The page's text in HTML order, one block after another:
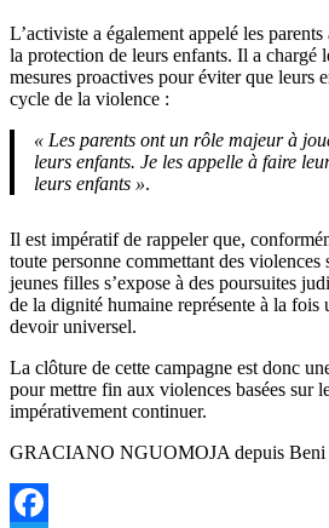
L’activiste a également appelé les
la protection de leurs enfants. Il a chargé
mesures proactives pour éviter que leurs
cycle de la violence :
« Les parents ont un rôle majeur à
leurs enfants. Je les appelle à faire
leurs enfants ».
Il est impératif de rappeler que,
toute personne commettant des violences
jeunes filles s’expose à des poursuites
de la dignité humaine représente à la fois
devoir universel.
La clôture de cette campagne est donc
pour mettre fin aux violences basées sur
impérativement continuer.
GRACIANO NGUOMOJA depuis